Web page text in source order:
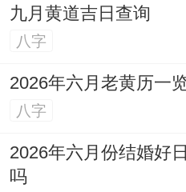
九月黄道吉日查询
八字
2026年六月老黄历一
八字
2026年六月份结婚好
吗